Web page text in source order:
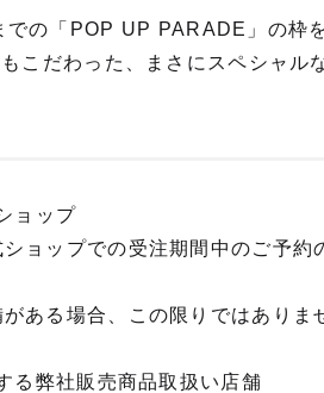
の「POP UP PARADE」の枠
こだわった、まさにスペシャル
ョップ
ョップでの受注期間中のご予約
ある場合、この限りではありま
る弊社販売商品取扱い店舗